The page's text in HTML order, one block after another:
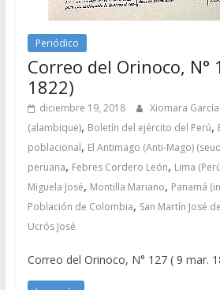
Periódico
Correo del Orinoco, N°
1822)
diciembre 19, 2018 Xiomara García
(alambique), Boletín del ejército del Perú,
poblacional, El Antimago (Anti-Mago)
peruana, Febres Cordero León, Lima
Miguela José, Montilla Mariano, Panamá
Población de Colombia, San Martín José de
Ucrós José
Correo del Orinoco, N° 127 ( 9 mar.